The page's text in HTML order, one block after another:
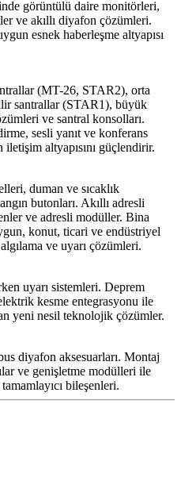
görüntülü daire monitörleri,
ve akıllı diyafon çözümleri.
esnek haberleşme altyapısı
(MT-26, STAR2), orta
santrallar (STAR1), büyük
ve santral konsolları.
sesli yanıt ve konferans
altyapısını güçlendirir.
duman ve sıcaklık
butonları. Akıllı adresli
ve adresli modüller. Bina
konut, ticari ve endüstriyel
ve uyarı çözümleri.
uyarı sistemleri. Deprem
kesme entegrasyonu ile
yeni nesil teknolojik çözümler.
diyafon aksesuarları. Montaj
ve genişletme modülleri ile
bileşenleri.